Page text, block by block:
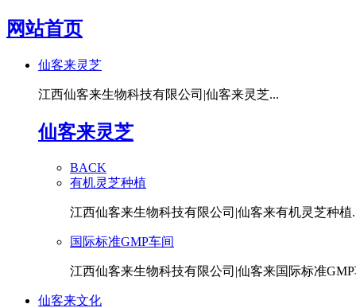
网站首页
仙客来灵芝
江西仙客来生物科技有限公司|仙客来灵芝...
仙客来灵芝
BACK
有机灵芝种植
江西仙客来生物科技有限公司|仙客来有机灵芝种植
国际标准GMP车间
江西仙客来生物科技有限公司|仙客来国际标准GMP
仙客来文化